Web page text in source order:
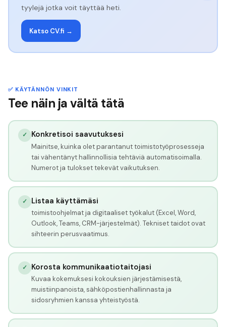
tyylejä jotka voit täyttää heti.
Katso CV.fi →
✅ KÄYTÄNNÖN VINKIT
Tee näin ja vältä tätä
✓ Konkretisoi saavutuksesi
Mainitse, kuinka olet parantanut toimistotyöprosesseja
tai vähentänyt hallinnollisia tehtäviä automatisoimalla.
Numerot ja tulokset tekevät vaikutuksen.
✓ Listaa käyttämäsi
toimistoohjelmat ja digitaaliset työkalut (Excel, Word,
Outlook, Teams, CRM-järjestelmät). Tekniset taidot ovat
sihteerin perusvaatimus.
✓ Korosta kommunikaatiotaitojasi
Kuvaa kokemuksesi kokouksien järjestämisestä,
muistiinpanoista, sähköpostienhallinnasta ja
sidosryhmien kanssa yhteistyöstä.